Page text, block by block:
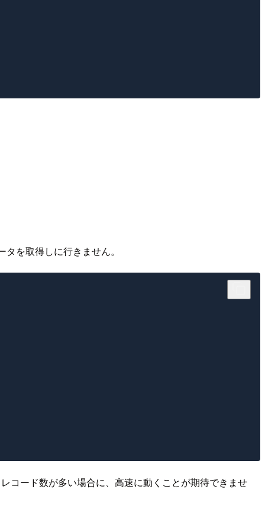
?  [["blog_id", 1]]
?  [["blog_id", 1]]
?  [["blog_id", 1]]
?  [["blog_id", 1]]
を取得しに行きません。
コード数が多い場合に、高速に動くことが期待できませ